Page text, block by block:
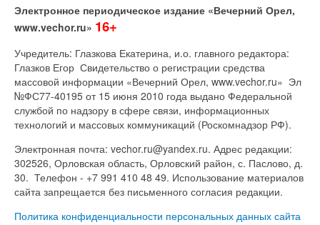
Электронное периодическое издание «Вечерний Орел,
www.vechor.ru» 16+
Учредитель: Глазкова Екатерина, и.о. главного редактора:
Глазков Егор Свидетельство о регистрации средства
массовой информации «Вечерний Орел, www.vechor.ru» Эл
№ФС77-40195 от 15 июня 2010 года выдано Федеральной
службой по надзору в сфере связи, информационных
технологий и массовых коммуникаций (Роскомнадзор РФ).
Электронная почта: vechor.ru@yandex.ru. Адрес редакции:
302526, Орловская область, Орловский район, с. Паслово, д.
30. Телефон - +7 991 410 48 49. Использование материалов
сайта запрещается без письменного согласия редакции.
Политика конфиденциальности персональных данных сайта